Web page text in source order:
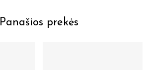
Panašios prekės